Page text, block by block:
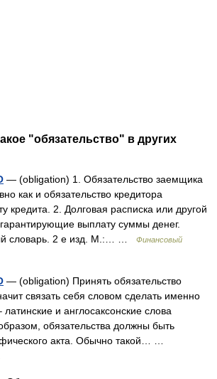
"обязательство" в других
— (obligation) 1. Обязательство заемщика
как и обязательство кредитора
кредита. 2. Долговая расписка или другой
гарантирующие выплату суммы денег.
словарь. 2 е изд. М.:… …
Финансовый
— (оbligation) Принять обязательство
связать себя словом сделать именно
и англосаксонские слова
обязательства должны быть
акта. Обычно такой… …